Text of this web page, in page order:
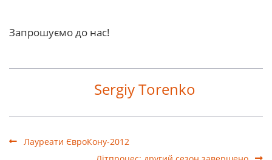
Запрошуємо до нас!
Sergiy Torenko
Лауреати ЄвроКону-2012